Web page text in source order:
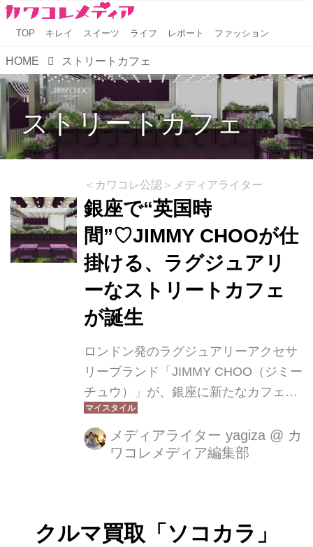
TOP キレイ スイーツ ライフ レポート ファッション
HOME ストリートカフェ
ストリートカフェ
＜カワコレ公認＞メディアライター
銀座で“英国時
間”♡JIMMY CHOOが仕
掛ける、ラグジュアリ
ーなストリートカフェ
が誕生
ロンドン発のラグジュアリーアクセサ
リーブランド「JIMMY CHOO（ジミー
チュウ）」が、銀座に新たなカフェを
オープン。その名も【JIMMY CHOO
Street Café Ginza】。場所は、ブラン
ド最大級の旗艦店「JIMMY CHOO
メディアライター yagiza @ カ
ワコレメディア編集部
クルマ買取「ソコカラ」